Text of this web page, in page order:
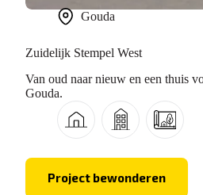
Gouda
Zuidelijk Stempel West
Van oud naar nieuw en een thuis
Gouda.
Project bewonderen
Zuidelijk